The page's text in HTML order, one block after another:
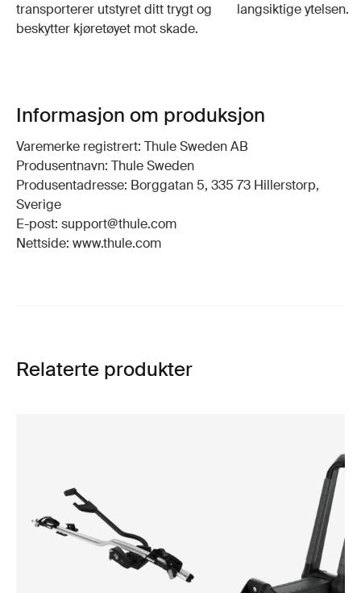
transporterer utstyret ditt trygt og
beskytter kjøretøyet mot skade.
langsiktige ytelsen.
Informasjon om produksjon
Varemerke registrert: Thule Sweden AB
Produsentnavn: Thule Sweden
Produsentadresse: Borggatan 5, 335 73 Hillerstorp,
Sverige
E-post: support@thule.com
Nettside: www.thule.com
Relaterte produkter